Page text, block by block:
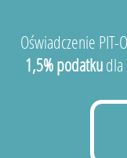
Oświadczenie
1,5% podatkudla